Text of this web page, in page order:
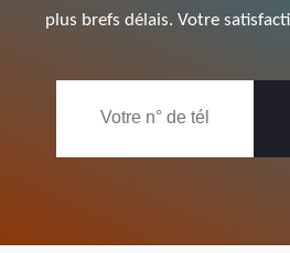
plus brefs délais. Votre